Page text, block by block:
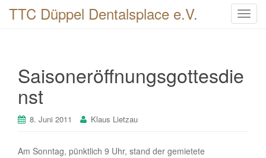
T
TTC Düppel Dentalsplace e.V.
Saisoneröffnungsgottesdie
nst
8. Juni 2011 Klaus Lietzau
Am Sonntag, pünktlich 9 Uhr, stand der gemietete